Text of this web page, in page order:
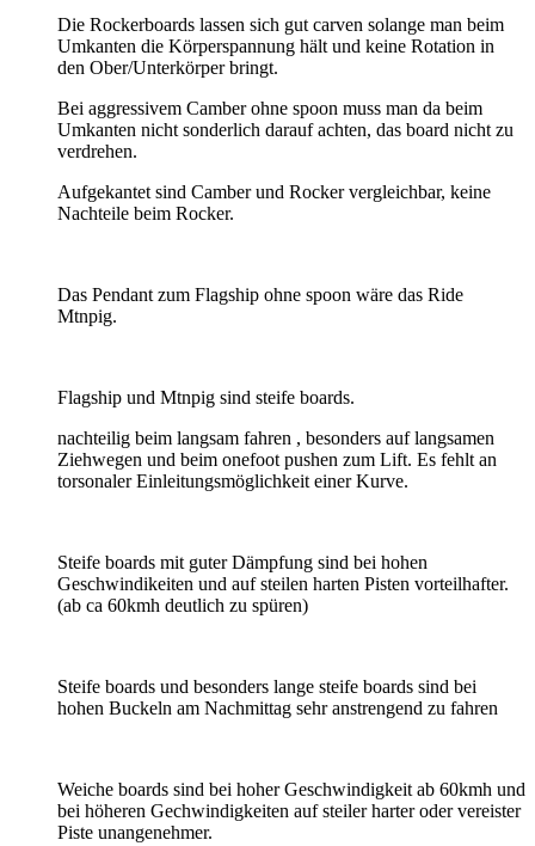
Die Rockerboards lassen sich gut carven solange man beim
Umkanten die Körperspannung hält und keine Rotation in
den Ober/Unterkörper bringt.
Bei aggressivem Camber ohne spoon muss man da beim
Umkanten nicht sonderlich darauf achten, das board nicht zu
verdrehen.
Aufgekantet sind Camber und Rocker vergleichbar, keine
Nachteile beim Rocker.
Das Pendant zum Flagship ohne spoon wäre das Ride
Mtnpig.
Flagship und Mtnpig sind steife boards.
nachteilig beim langsam fahren , besonders auf langsamen
Ziehwegen und beim onefoot pushen zum Lift. Es fehlt an
torsonaler Einleitungsmöglichkeit einer Kurve.
Steife boards mit guter Dämpfung sind bei hohen
Geschwindikeiten und auf steilen harten Pisten vorteilhafter.
(ab ca 60kmh deutlich zu spüren)
Steife boards und besonders lange steife boards sind bei
hohen Buckeln am Nachmittag sehr anstrengend zu fahren
Weiche boards sind bei hoher Geschwindigkeit ab 60kmh und
bei höheren Gechwindigkeiten auf steiler harter oder vereister
Piste unangenehmer.